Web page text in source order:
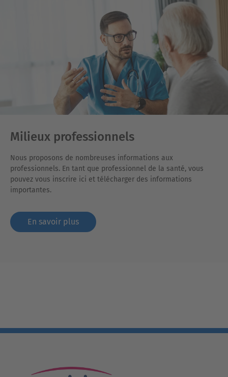
Milieux professionnels
Nous proposons de nombreuses informations aux
professionnels. En tant que professionnel de la santé, vous
pouvez vous inscrire ici et télécharger des informations
importantes.
En savoir plus